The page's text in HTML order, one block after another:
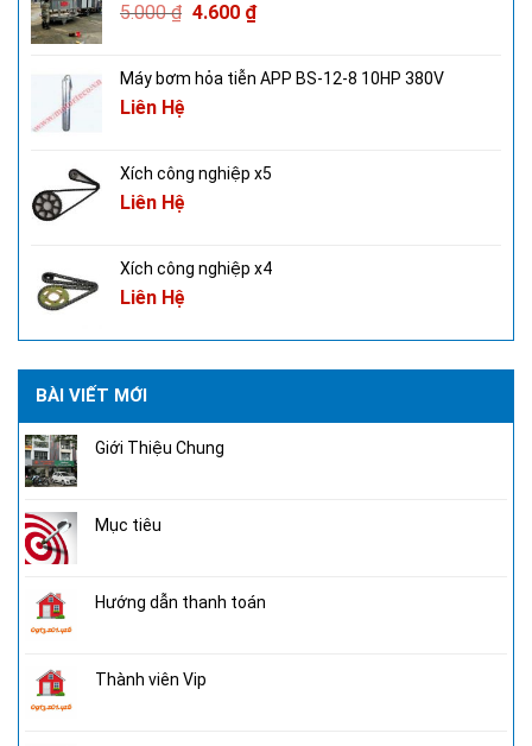
5.000₫ 4.600 ₫
Máy bơm hỏa tiễn APP BS-12-8 10HP 380V
Liên Hệ
Xích công nghiệp x5
Liên Hệ
Xích công nghiệp x4
Liên Hệ
BÀI VIẾT MỚI
Giới Thiệu Chung
Mục tiêu
Hướng dẫn thanh toán
Thành viên Vip